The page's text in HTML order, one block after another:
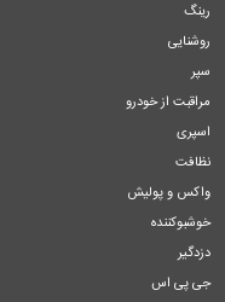
رینگ
روشنایی
سپر
مراقبت از خودرو
اسپری
نظافت
واکس و پولیش
خوشبوکننده
دزدگیر
جی پی اس